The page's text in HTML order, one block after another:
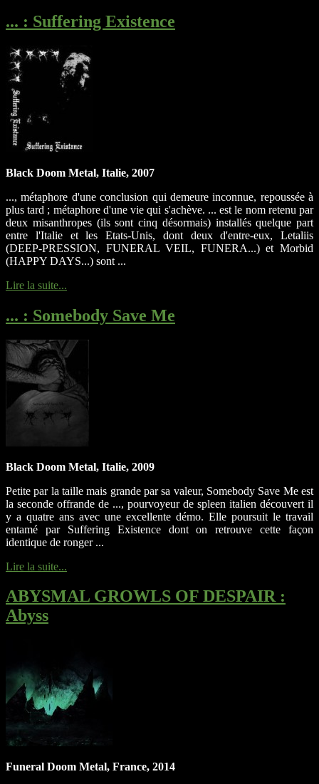
... : Suffering Existence
Black Doom Metal, Italie, 2007
..., métaphore d'une conclusion qui demeure inconnue, repoussée à
plus tard ; métaphore d'une vie qui s'achève. ... est le nom retenu par
deux misanthropes (ils sont cinq désormais) installés quelque part
entre l'Italie et les Etats-Unis, dont deux d'entre-eux, Letaliis
(DEEP-PRESSION, FUNERAL VEIL, FUNERA...) et Morbid
(HAPPY DAYS...) sont ...
Lire la suite...
... : Somebody Save Me
Black Doom Metal, Italie, 2009
Petite par la taille mais grande par sa valeur, Somebody Save Me est
la seconde offrande de ..., pourvoyeur de spleen italien découvert il
y a quatre ans avec une excellente démo. Elle poursuit le travail
entamé par Suffering Existence dont on retrouve cette façon
identique de ronger ...
Lire la suite...
ABYSMAL GROWLS OF DESPAIR:
Abyss
Funeral Doom Metal, France, 2014